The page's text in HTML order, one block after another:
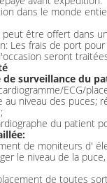
dans le monde
peut être offert dans
Les frais de port
seront
de surveillance du
ECG/
au niveau des puces;
du patient
de moniteurs d'
le niveau de la
de toutes